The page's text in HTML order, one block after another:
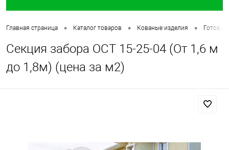
Главная страница • Каталог товаров • Кованые изделия •
Секция забора ОСТ 15-25-04 (От 1,6 м
до 1,8м) (цена за м2)